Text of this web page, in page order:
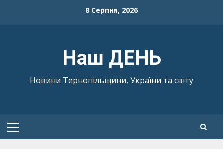
8 Серпня, 2026
Наш ДЕНЬ
Новини Тернопільщини, України та світу
Primary